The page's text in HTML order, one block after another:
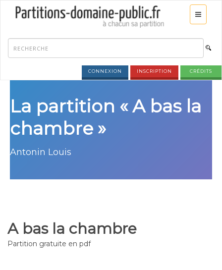
CONNEXION INSCRIPTION CRÉDITS
La partition « A bas la
chambre »
Antonin Louis
A bas la chambre
Partition gratuite en pdf